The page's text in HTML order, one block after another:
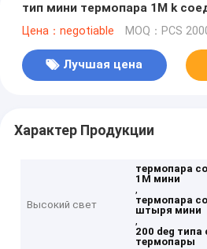
тип мини термопара 1M k
Цена：negotiable MOQ：PCS
Лучшая цена
Характер Продукции
Высокий свет
термопара
1M мини
,
термопара
штыря мини
,
200 deg типа
термопары